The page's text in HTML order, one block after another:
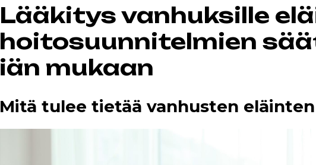
Lääkitys vanhuksille
hoitosuunnitelmien
iän mukaan
Mitä tulee tietää vanhusten